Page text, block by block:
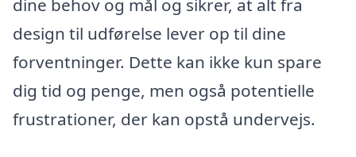
dine behov og mål og sikrer, at alt fra
design til udførelse lever op til dine
forventninger. Dette kan ikke kun spare
dig tid og penge, men også potentielle
frustrationer, der kan opstå undervejs.